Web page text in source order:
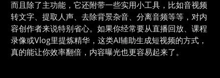
而且除了主功能，它还附带一些实用小工具，比如音视频
转文字、提取人声、去除背景杂音、分离音频等等，对内
容创作者来说特别省心。如果你经常要从直播回放、课程
录像或Vlog里提炼精华，这类AI辅助生成短视频的方式，
真的能让你效率翻倍，内容曝光也更容易起来了。